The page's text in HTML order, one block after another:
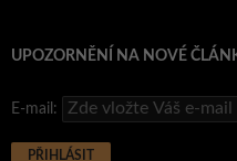
UPOZORNĚNÍ NA NOVÉ
E-mail: